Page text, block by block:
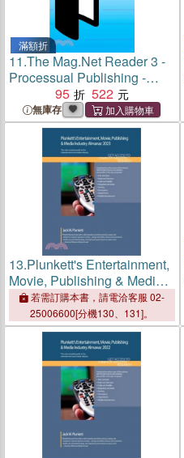
滿額折
11.The Mag.Net Reader 3 -
Processual Publishing -
Actual Gestures
95 522
無庫存
13.Plunkett's Entertainment,
Movie, Publishing & Media
Industry Almanac 2023:
Entertainment, Movie,
Publishing & Media Industry
Market Research, Statisti
若需訂購本書，請電洽客服 02-
25006600[分機130、131]。